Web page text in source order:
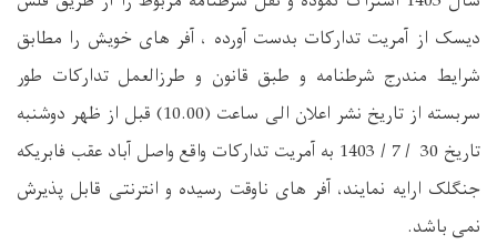
دیسک از آمریت تدارکات بدست آورده ، آفر های خویش را مطابق
شرایط مندرج شرطنامه و طبق قانون و طرزالعمل تدارکات طور
سربسته از تاریخ نشر اعلان الی ساعت (10.00) قبل از ظهر دوشنبه
تاریخ 30 / 7 / 1403 به آمریت تدارکات واقع واصل آباد عقب فابریکه
جنگلک ارایه نمایند، آفر های ناوقت رسیده و انترنتی قابل پذیرش
نمی باشد.